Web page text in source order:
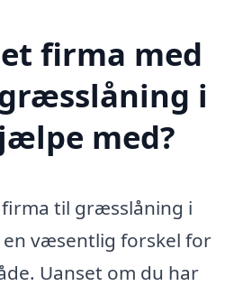
firma med
i
med?
til græsslåning i
væsentlig forskel for
Uanset om du har